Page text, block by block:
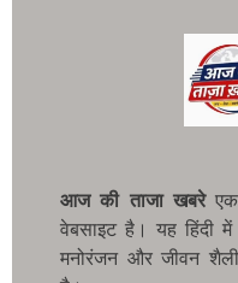
आज की ताजा खबरेएक
वेबसाइट है। यह हिंदी में
मनोरंजन और जीवन